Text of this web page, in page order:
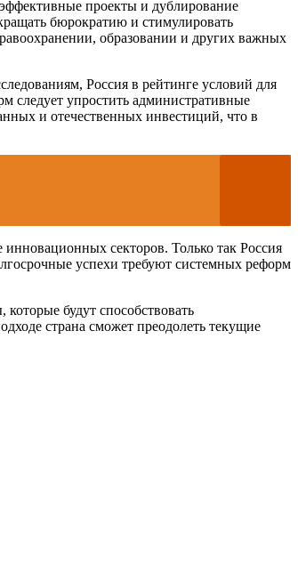
проекты и дублирование
бюрократию и стимулировать
образовании и других важных
Россия в рейтинге условий для
следует упростить административные
и отечественных инвестиций, что в
секторов. Только так Россия
успехи требуют системных реформ
будут способствовать
страна сможет преодолеть текущие